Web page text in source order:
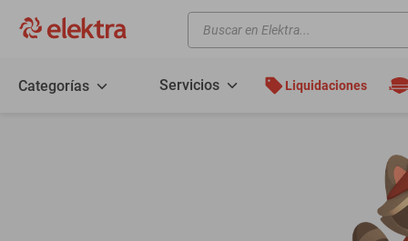
Buscar en Elektra...
Categorías Servicios Liquidaciones
motos